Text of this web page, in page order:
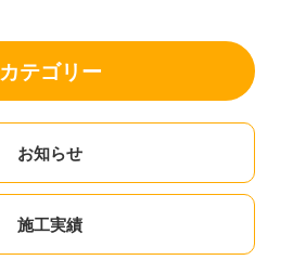
カテゴリー
お知らせ
施工実績